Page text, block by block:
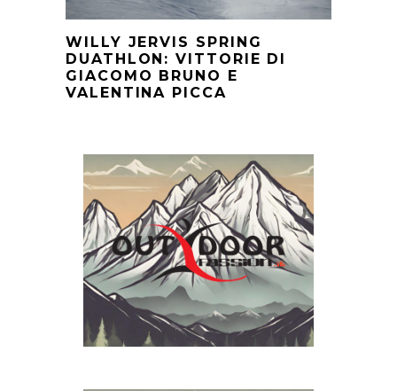
WILLY JERVIS SPRING
DUATHLON: VITTORIE DI
GIACOMO BRUNO E
VALENTINA PICCA